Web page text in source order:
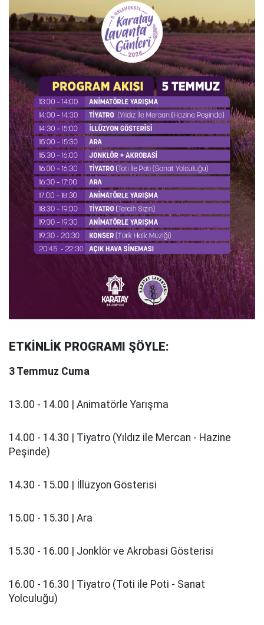
ETKİNLİK PROGRAMI ŞÖYLE:
3 Temmuz Cuma
13.00 - 14.00 | Animatörle Yarışma
14.00 - 14.30 | Tiyatro (Yıldız ile Mercan - Hazine
Peşinde)
14.30 - 15.00 | İllüzyon Gösterisi
15.00 - 15.30 | Ara
15.30 - 16.00 | Jonklör ve Akrobasi Gösterisi
16.00 - 16.30 | Tiyatro (Toti ile Poti - Sanat
Yolculuğu)